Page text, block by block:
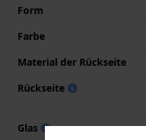
Form
Farbe
Material der Rückseite
Rückseite
Glas